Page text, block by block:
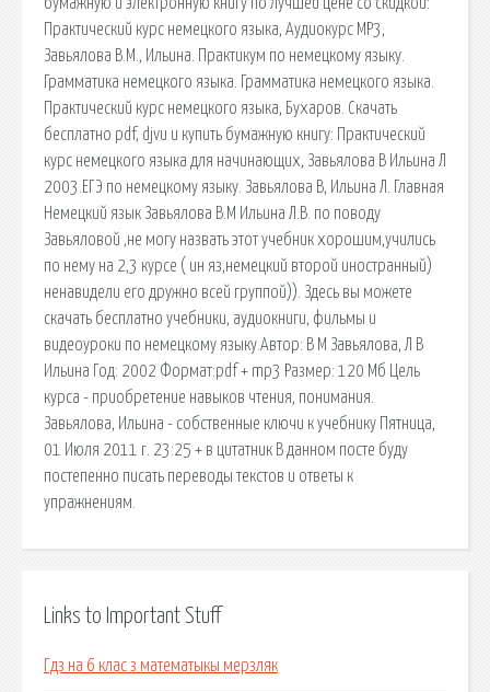
Практический курс немецкого языка, Аудиокурс MP3,
Завьялова В.М., Ильина. Практикум по немецкому языку.
Грамматика немецкого языка. Грамматика немецкого языка.
Практический курс немецкого языка, Бухаров. Скачать
бесплатно pdf, djvu и купить бумажную книгу: Практический
курс немецкого языка для начинающих, Завьялова В Ильина Л
2003.ЕГЭ по немецкому языку. Завьялова В, Ильина Л. Главная
Немецкий язык Завьялова В.М Ильина Л.В. по поводу
Завьяловой ,не могу назвать этот учебник хорошим,учились
по нему на 2,3 курсе ( ин яз,немецкий второй иностранный)
ненавидели его дружно всей группой)). Здесь вы можете
скачать бесплатно учебники, аудиокниги, фильмы и
видеоуроки по немецкому языку.Автор: В М Завьялова, Л В
Ильина Год: 2002 Формат:pdf + mp3 Размер: 120 Мб Цель
курса - приобретение навыков чтения, понимания.
Завьялова, Ильина - собственные ключи к учебнику Пятница,
01 Июля 2011 г. 23:25 + в цитатник В данном посте буду
постепенно писать переводы текстов и ответы к
упражнениям.
Links to Important Stuff
Гдз на 6 клас з математыкы мерзляк